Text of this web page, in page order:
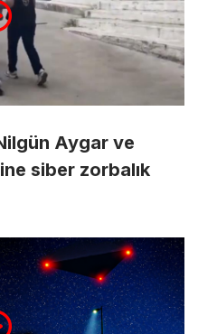
Aygar ve
siber zorbalık